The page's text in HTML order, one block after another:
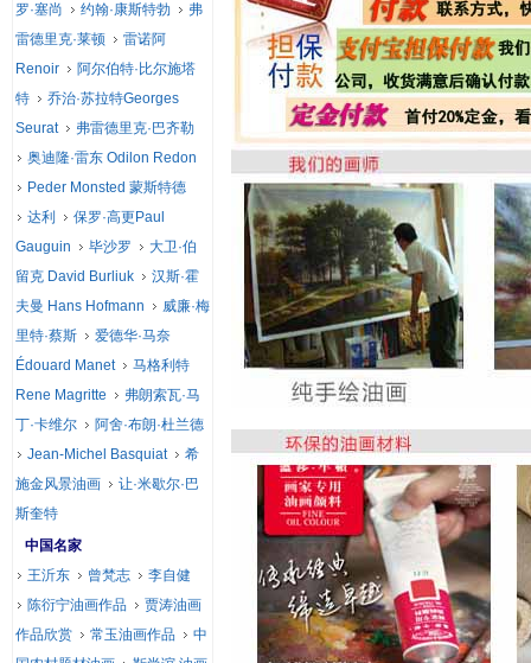
罗·塞尚
约翰·康斯特勃
弗
雷德里克·莱顿
雷诺阿
Renoir
阿尔伯特·比尔施塔
特
乔治·苏拉特Georges
Seurat
弗雷德里克·巴齐勒
奥迪隆·雷东 Odilon Redon
Peder Monsted 蒙斯特德
达利
保罗·高更Paul
Gauguin
毕沙罗
大卫·伯
留克 David Burliuk
汉斯·霍
夫曼 Hans Hofmann
威廉·梅
里特·蔡斯
爱德华·马奈
Édouard Manet
马格利特
Rene Magritte
弗朗索瓦·马
丁·卡维尔
阿舍·布朗·杜兰德
Jean-Michel Basquiat
希
施金风景油画
让·米歇尔·巴
斯奎特
中国名家
王沂东
曾梵志
李自健
陈衍宁油画作品
贾涛油画
作品欣赏
常玉油画作品
中